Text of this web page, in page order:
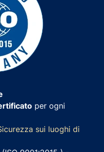
per ogni
sui luoghi di